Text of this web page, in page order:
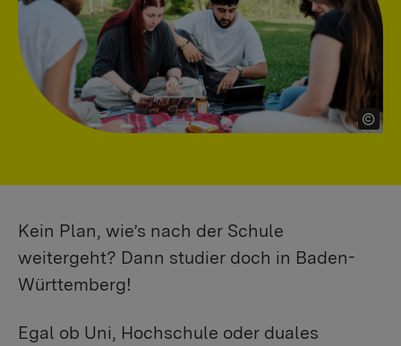
Kein Plan, wie’s nach der Schule
weitergeht? Dann studier doch in Baden-
Württemberg!
Egal ob Uni, Hochschule oder duales